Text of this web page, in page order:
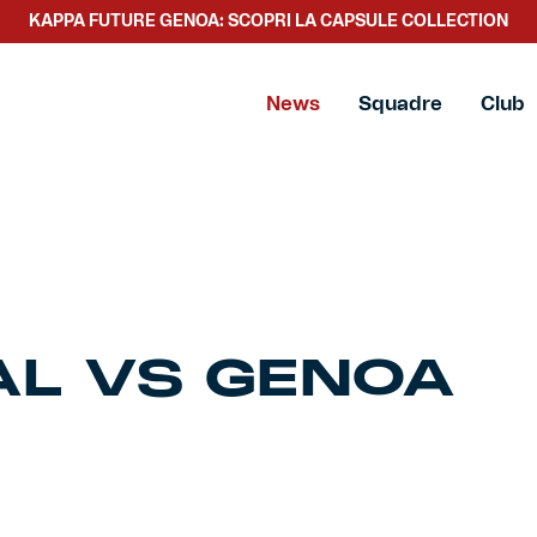
KAPPA FUTURE GENOA: SCOPRI LA CAPSULE COLLECTION
News Squadre Club
VS GENOA